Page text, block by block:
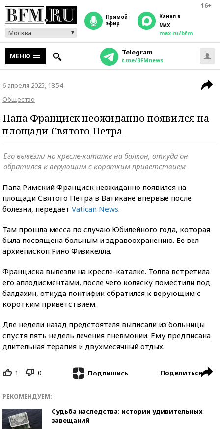
16+
Москва
прямой
эфир
Канал в
MAX
max.ru/bfm
МЕНЮ Telegram
t.me/BFMnews
6 апреля 2025, 18:54
Общество
Папа Франциск неожиданно появился на
площади Святого Петра
Его вывезли на кресле-каталке на балкон, откуда он
обратился к верующим с коротким приветствием
Папа Римский Франциск неожиданно появился на
площади Святого Петра в Ватикане впервые после
болезни, передает Vatican News.
Там прошла месса по случаю Юбилейного года, которая
была посвящена больным и здравоохранению. Ее вел
архиепископ Рино Физикелла.
Франциска вывезли на кресле-каталке. Толпа встретила
его аплодисментами, после чего коляску поместили под
балдахин, откуда понтифик обратился к верующим с
коротким приветствием.
Две недели назад предстоятеля выписали из больницы
спустя пять недель лечения пневмонии. Ему предписана
длительная терапия и двухмесячный отдых.
1 0 Подпишись Поделиться
РЕКОМЕНДУЕМ:
Судьба наследства: истории удивительных
завещаний